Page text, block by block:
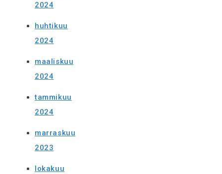
2024
huhtikuu
2024
maaliskuu
2024
tammikuu
2024
marraskuu
2023
lokakuu